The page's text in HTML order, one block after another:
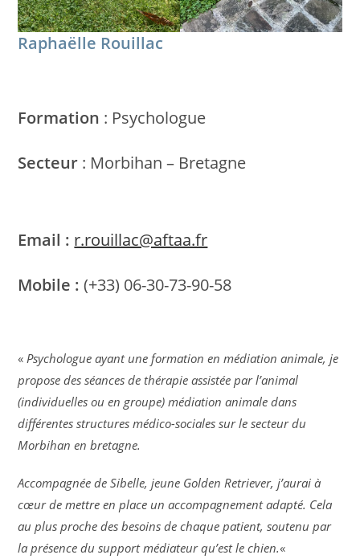
Raphaëlle Rouillac
Formation : Psychologue
Secteur : Morbihan – Bretagne
Email : r.rouillac@aftaa.fr
Mobile : (+33) 06-30-73-90-58
« Psychologue ayant une formation en médiation animale, je
propose des séances de thérapie assistée par l’animal
(individuelles ou en groupe) médiation animale dans
différentes structures médico-sociales sur le secteur du
Morbihan en bretagne.
Accompagnée de Sibelle, jeune Golden Retriever, j’aurai à
cœur de mettre en place un accompagnement adapté. Cela
au plus proche des besoins de chaque patient, soutenu par
la présence du support médiateur qu’est le chien.«